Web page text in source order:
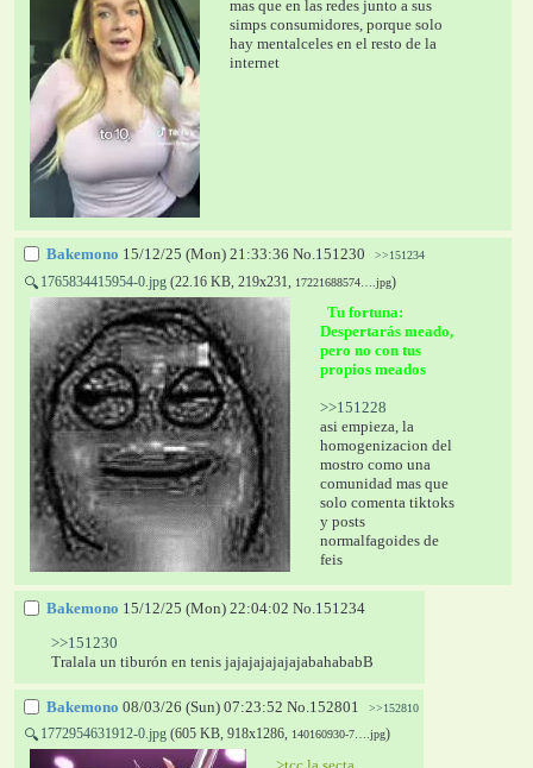
mas que en las redes junto a sus
simps consumidores, porque solo
hay mentalceles en el resto de la
internet
Bakemono 15/12/25 (Mon) 21:33:36 No.151230 >>151234
🔍 1765834415954-0.jpg (22.16 KB, 219x231, 17221688574….jpg)
Despertarás meado,
pero no con tus
propios meados
>>151228
asi empieza, la
homogenizacion del
mostro como una
comunidad mas que
solo comenta tiktoks
y posts
normalfagoides de
feis
Bakemono 15/12/25 (Mon) 22:04:02 No. 151234
>>151230
Tralala un tiburón en tenis jajajajajajajabahababB
Bakemono 08/03/26 (Sun) 07:23:52 No. 152801 >>152810
🔍 1772954631912-0.jpg (605 KB, 918x1286, 140160930-7….jpg)